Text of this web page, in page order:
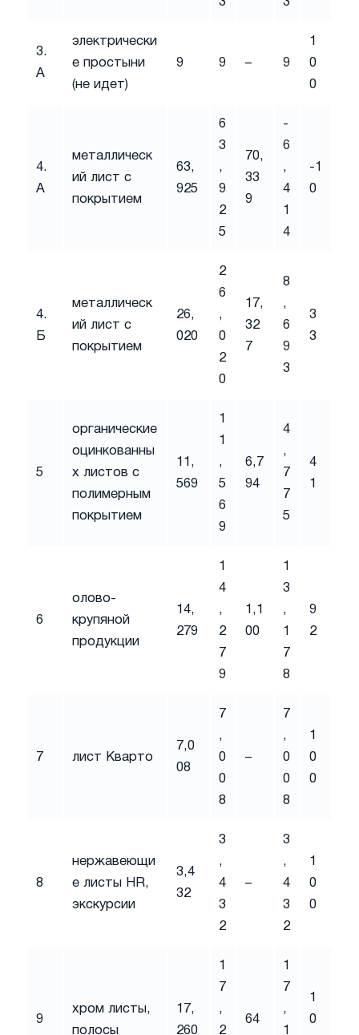
3.
А
электрически
е простыни
(не идет)
9 9 – 9
1
0
0
4.
А
металлическ
ий лист с
покрытием
63,
925
6
3
,
9
2
5
70,
33
9
-
6
,
4
1
4
-1
0
4.
Б
металлическ
ий лист с
покрытием
26,
020
2
6
,
0
2
0
17,
32
7
8
,
6
9
3
3
3
5
органические
оцинкованны
х листов с
полимерным
покрытием
11,
569
1
1
,
5
6
9
6,7
94
4
,
7
7
5
4
1
6
олово-
крупяной
продукции
14,
279
1
4
,
2
7
9
1,1
00
1
3
,
1
7
8
9
2
7 лист Кварто
7,0
08
7
,
0
0
8
–
7
,
0
0
8
1
0
0
8
нержавеющи
е листы HR,
экскурсии
3,4
32
3
,
4
3
2
–
3
,
4
3
2
1
0
0
9
хром листы,
полосы
17,
260
1
7
,
2
64
1
7
,
1
1
0